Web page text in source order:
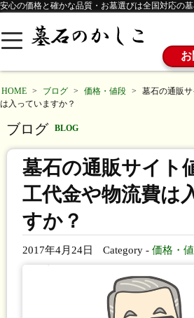
安心の価格と確かな品質・お墓選びは全国対応の
HOME > ブログ > 価格・値段 >
墓石の通販
は入っていますか？
ブログ BLOG
墓石の通販サイト
工代金や物流費は
すか？
2017年4月24日 Category -価格・